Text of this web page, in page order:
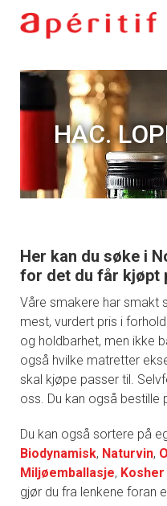
HAC.
Her kan du søke i
for det du får kjøpt
Våre smakere har smakt
mest, vurdert pris i
og holdbarhet, men ikke
også hvilke matretter
skal kjøpe passer til.
oss. Du kan også bestille
Du kan også sortere på
Biodynamisk, Naturvin,
Miljøemballasje, Kosher
gjør du fra lenkene foran